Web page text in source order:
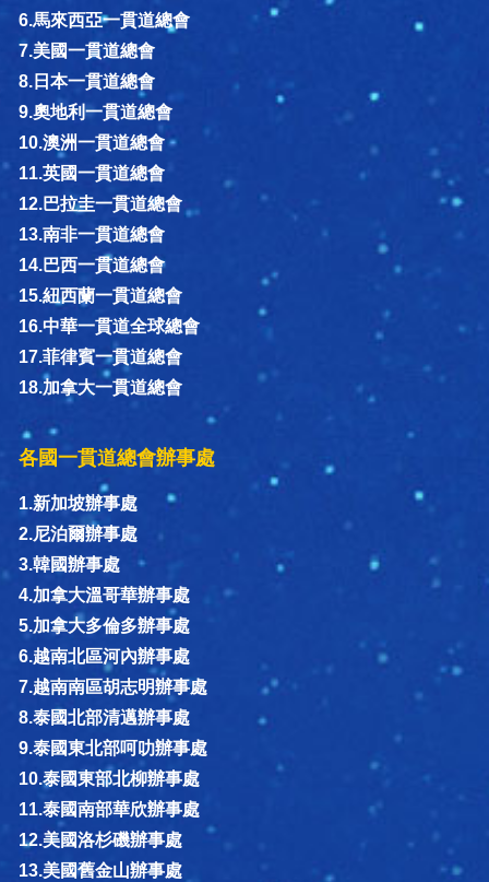
6.馬來西亞一貫道總會
7.美國一貫道總會
8.日本一貫道總會
9.奧地利一貫道總會
10.澳洲一貫道總會
11.英國一貫道總會
12.巴拉圭一貫道總會
13.南非一貫道總會
14.巴西一貫道總會
15.紐西蘭一貫道總會
16.中華一貫道全球總會
17.菲律賓一貫道總會
18.加拿大一貫道總會
各國一貫道總會辦事處
1.新加坡辦事處
2.尼泊爾辦事處
3.韓國辦事處
4.加拿大溫哥華辦事處
5.加拿大多倫多辦事處
6.越南北區河內辦事處
7.越南南區胡志明辦事處
8.泰國北部清邁辦事處
9.泰國東北部呵叻辦事處
10.泰國東部北柳辦事處
11.泰國南部華欣辦事處
12.美國洛杉磯辦事處
13.美國舊金山辦事處